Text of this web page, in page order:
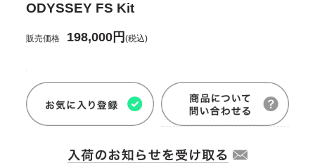
ODYSSEY FS Kit
販売価格 198,000円(税込)